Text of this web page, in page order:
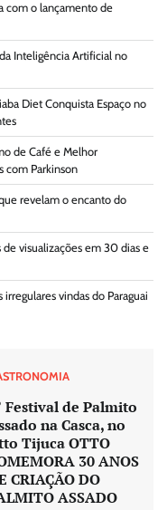
com o lançamento de
Inteligência Artificial no
Diet Conquista Espaço no
de Café e Melhor
com Parkinson
revelam o encanto do
de visualizações em 30 dias e
vindas do Paraguai
Festival de Palmito
na Casca, no
Tijuca OTTO
30 ANOS
CRIAÇÃO DO
ASSADO